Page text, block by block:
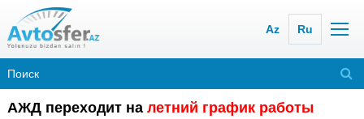
Az Ru
АЖД переходит на летний график работы